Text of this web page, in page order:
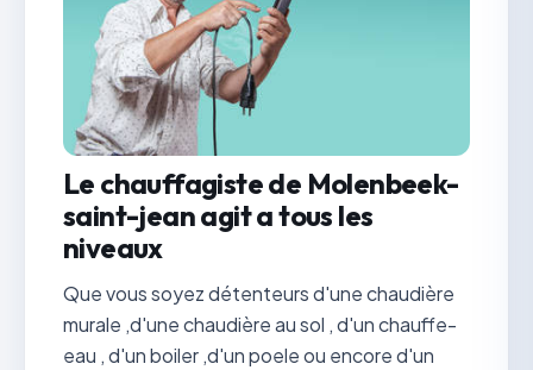
Le chauffagiste de Molenbeek-
saint-jean agit a tous les
niveaux
Que vous soyez détenteurs d'une chaudière
murale ,d'une chaudière au sol , d'un chauffe-
eau , d'un boiler ,d'un poele ou encore d'un